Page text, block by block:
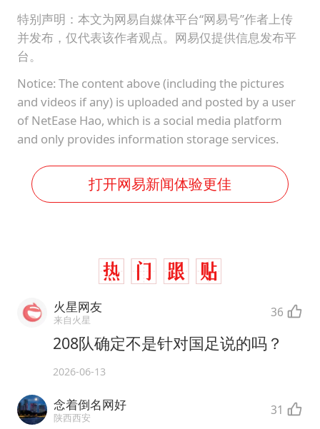
特别声明：本文为网易自媒体平台“网易号”作者上传
并发布，仅代表该作者观点。网易仅提供信息发布平
台。
Notice: The content above (including the pictures
and videos if any) is uploaded and posted by a user
of NetEase Hao, which is a social media platform
and only provides information storage services.
打开网易新闻体验更佳
火星网友
来自火星 36
208队确定不是针对国足说的吗？
2026-06-13
念着倒名网好
陕西西安 31